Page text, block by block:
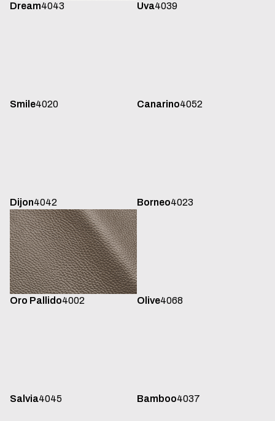
Dream4043 Uva4039
Smile4020 Canarino4052
Dijon4042 Borneo4023
Oro Pallido4002 Olive4068
Salvia4045 Bamboo4037